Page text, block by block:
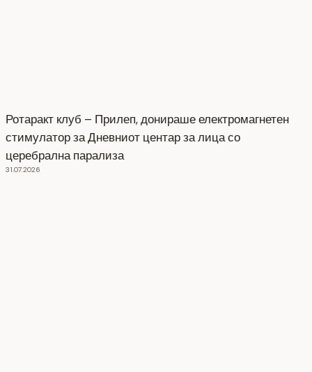
Ротаракт клуб – Прилеп, донираше електромагнетен
стимулатор за Дневниот центар за лица со
церебрална парализа
31.07.2026